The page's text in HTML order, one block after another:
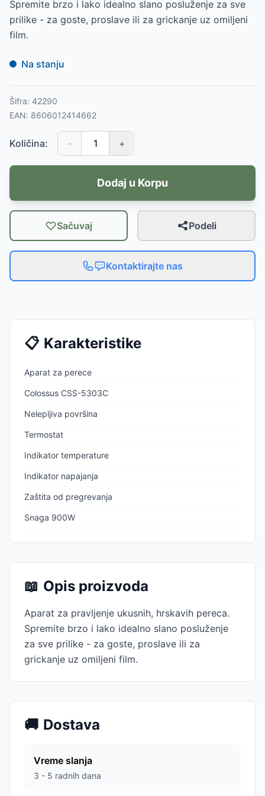
Spremite brzo i lako idealno slano posluženje za sve
prilike - za goste, proslave ili za grickanje uz omiljeni
film.
Na stanju
Šifra: 42290
EAN: 8606012414662
Količina: - +
Dodaj u Korpu
Sačuvaj Podeli
Kontaktirajte nas
📋 Karakteristike
Aparat za perece
Colossus CSS-5303C
Nelepljiva površina
Termostat
Indikator temperature
Indikator napajanja
Zaštita od pregrevanja
Snaga 900W
📖 Opis proizvoda
Aparat za pravljenje ukusnih, hrskavih pereca.
Spremite brzo i lako idealno slano posluženje
za sve prilike - za goste, proslave ili za
grickanje uz omiljeni film.
🚚 Dostava
Vreme slanja
3 - 5 radnih dana